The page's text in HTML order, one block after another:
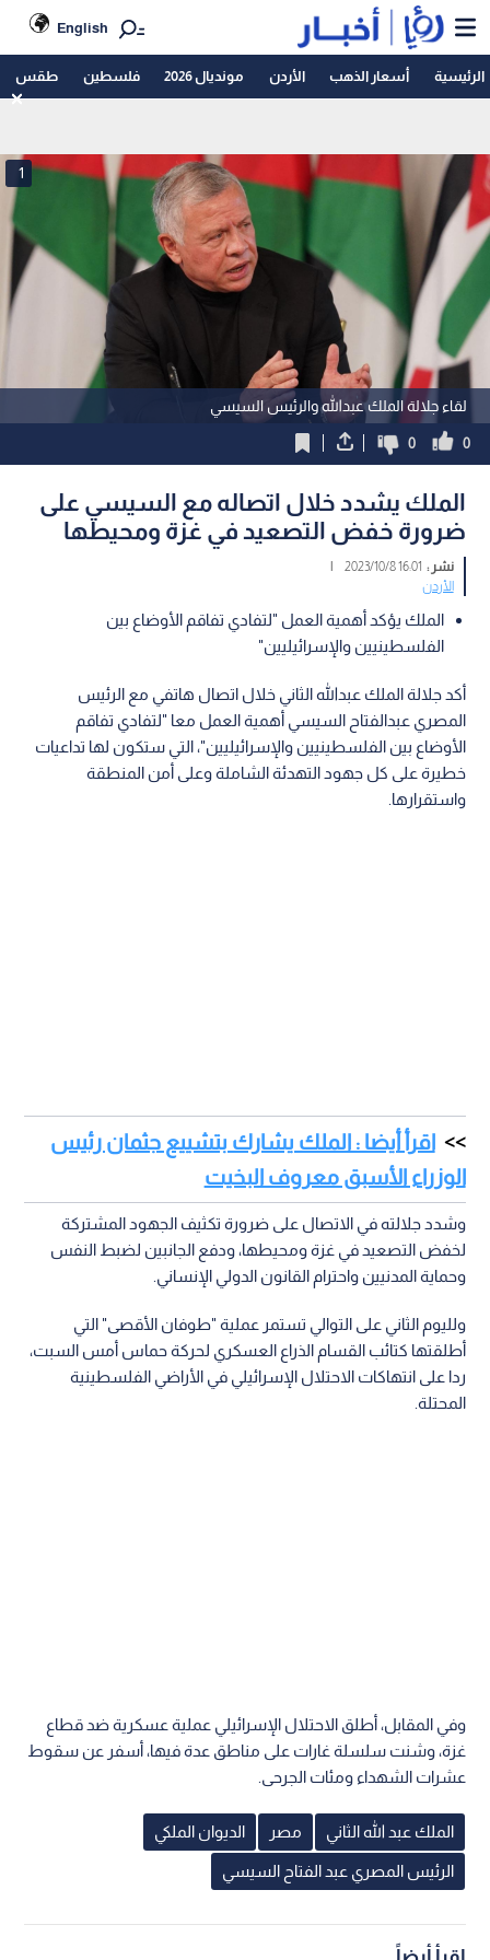
English
الرئيسية أسعار الذهب الأردن مونديال 2026 فلسطين طقس
لقاء جلالة الملك عبدالله والرئيس السيسي
1
0
0
الملك يشدد خلال اتصاله مع السيسي على
ضرورة خفض التصعيد في غزة ومحيطها
نشر : 16:01 2023/10/8
|
الأردن
الملك يؤكد أهمية العمل "لتفادي تفاقم الأوضاع بين
الفلسطينيين والإسرائيليين"
أكد جلالة الملك عبدالله الثاني خلال اتصال هاتفي مع الرئيس
المصري عبدالفتاح السيسي أهمية العمل معا "لتفادي تفاقم
الأوضاع بين الفلسطينيين والإسرائيليين"، التي ستكون لها تداعيات
خطيرة على كل جهود التهدئة الشاملة وعلى أمن المنطقة
واستقرارها.
اقرأ أيضا : الملك يشارك بتشييع جثمان رئيس
الوزراء الأسبق معروف البخيت
وشدد جلالته في الاتصال على ضرورة تكثيف الجهود المشتركة
لخفض التصعيد في غزة ومحيطها، ودفع الجانبين لضبط النفس
وحماية المدنيين واحترام القانون الدولي الإنساني.
ولليوم الثاني على التوالي تستمر عملية "طوفان الأقصى" التي
أطلقتها كتائب القسام الذراع العسكري لحركة حماس أمس السبت،
ردا على انتهاكات الاحتلال الإسرائيلي في الأراضي الفلسطينية
المحتلة.
وفي المقابل، أطلق الاحتلال الإسرائيلي عملية عسكرية ضد قطاع
غزة، وشنت سلسلة غارات على مناطق عدة فيها، أسفر عن سقوط
عشرات الشهداء ومئات الجرحى.
الملك عبد الله الثاني مصر الديوان الملكي
الرئيس المصري عبد الفتاح السيسي